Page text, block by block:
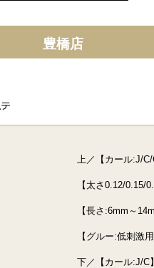
豊橋店
上／【カール:J/
【太さ0.12/0.15/
【長さ:6mm～
【グルー:低刺激
下／【カール:J/C